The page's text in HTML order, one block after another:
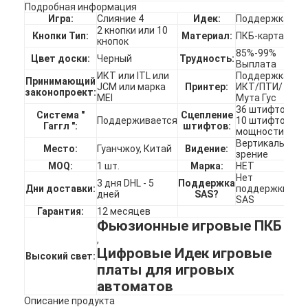
Подробная информация
Игра:
Слияние 4 Идек:
Поддержка
Кнопки Тип:
2 кнопки или 10
кнопок
Материал: ПКБ-карта
Цвет доски: Черный Трудность: 85%-99%
Выплата
Принимающий
законопроект:
ИКТ или ITL или
JCM или марка
MEI
Принтер:
Поддержка
ИКТ/ПТИ/
Мута Гус
Система "
Гаггл ":
Поддерживается Сцепление
штифтов:
36 штифтов и
10 штифтов
мощности
Место:
Гуанчжоу, Китай Видение:
Вертикальное
зрение
MOQ:
1 шт. Марка: HET
Дни доставки: 3 дня DHL - 5
дней
Поддержка
SAS?
Нет
поддержки
SAS
Гарантия:
12 месяцев
Высокий свет:
Фьюзионные игровые ПКБ
,
Цифровые Идек игровые
платы для игровых
автоматов
Описание продукта